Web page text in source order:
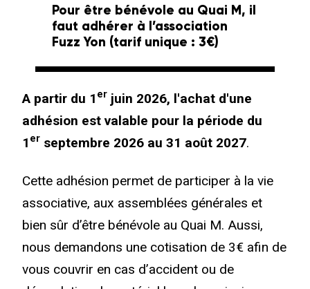
Pour être bénévole au Quai M, il
faut adhérer à l’association
Fuzz Yon (tarif unique : 3€)
A partir du 1 er juin 2026, l'achat d'une
adhésion est valable pour la période du
1 er septembre 2026 au 31 août 2027.
Cette adhésion permet de participer à la vie
associative, aux assemblées générales et
bien sûr d’être bénévole au Quai M. Aussi,
nous demandons une cotisation de 3€ afin de
vous couvrir en cas d’accident ou de